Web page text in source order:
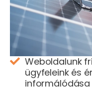
Weboldalunk
ügyfeleink és
informálódása